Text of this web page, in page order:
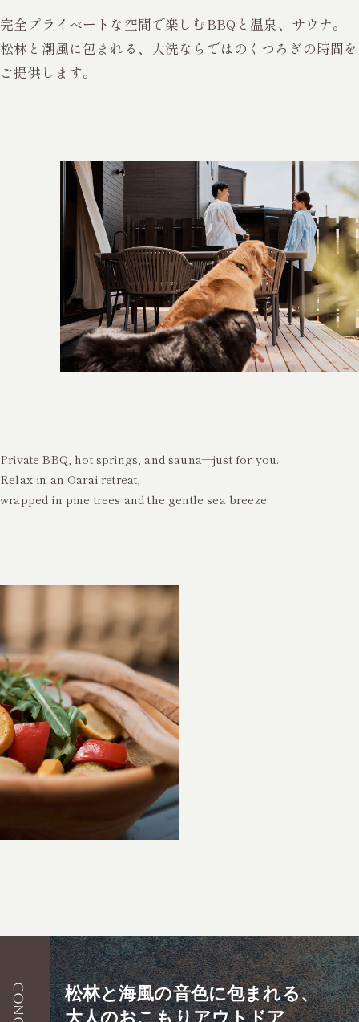
完全プライベートな空間で楽しむBBQと温泉、サウナ。
松林と潮風に包まれる、大洗ならではのくつろぎの時間を
ご提供します。
Private BBQ, hot springs, and sauna—just for you.
Relax in an Oarai retreat,
wrapped in pine trees and the gentle sea breeze.
松林と海風の音色に包まれる、